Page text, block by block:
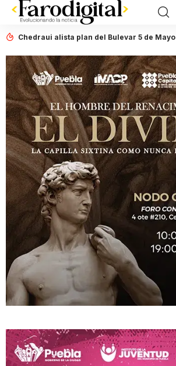
Chedraui alista plan del Bulevar 5 de Mayo